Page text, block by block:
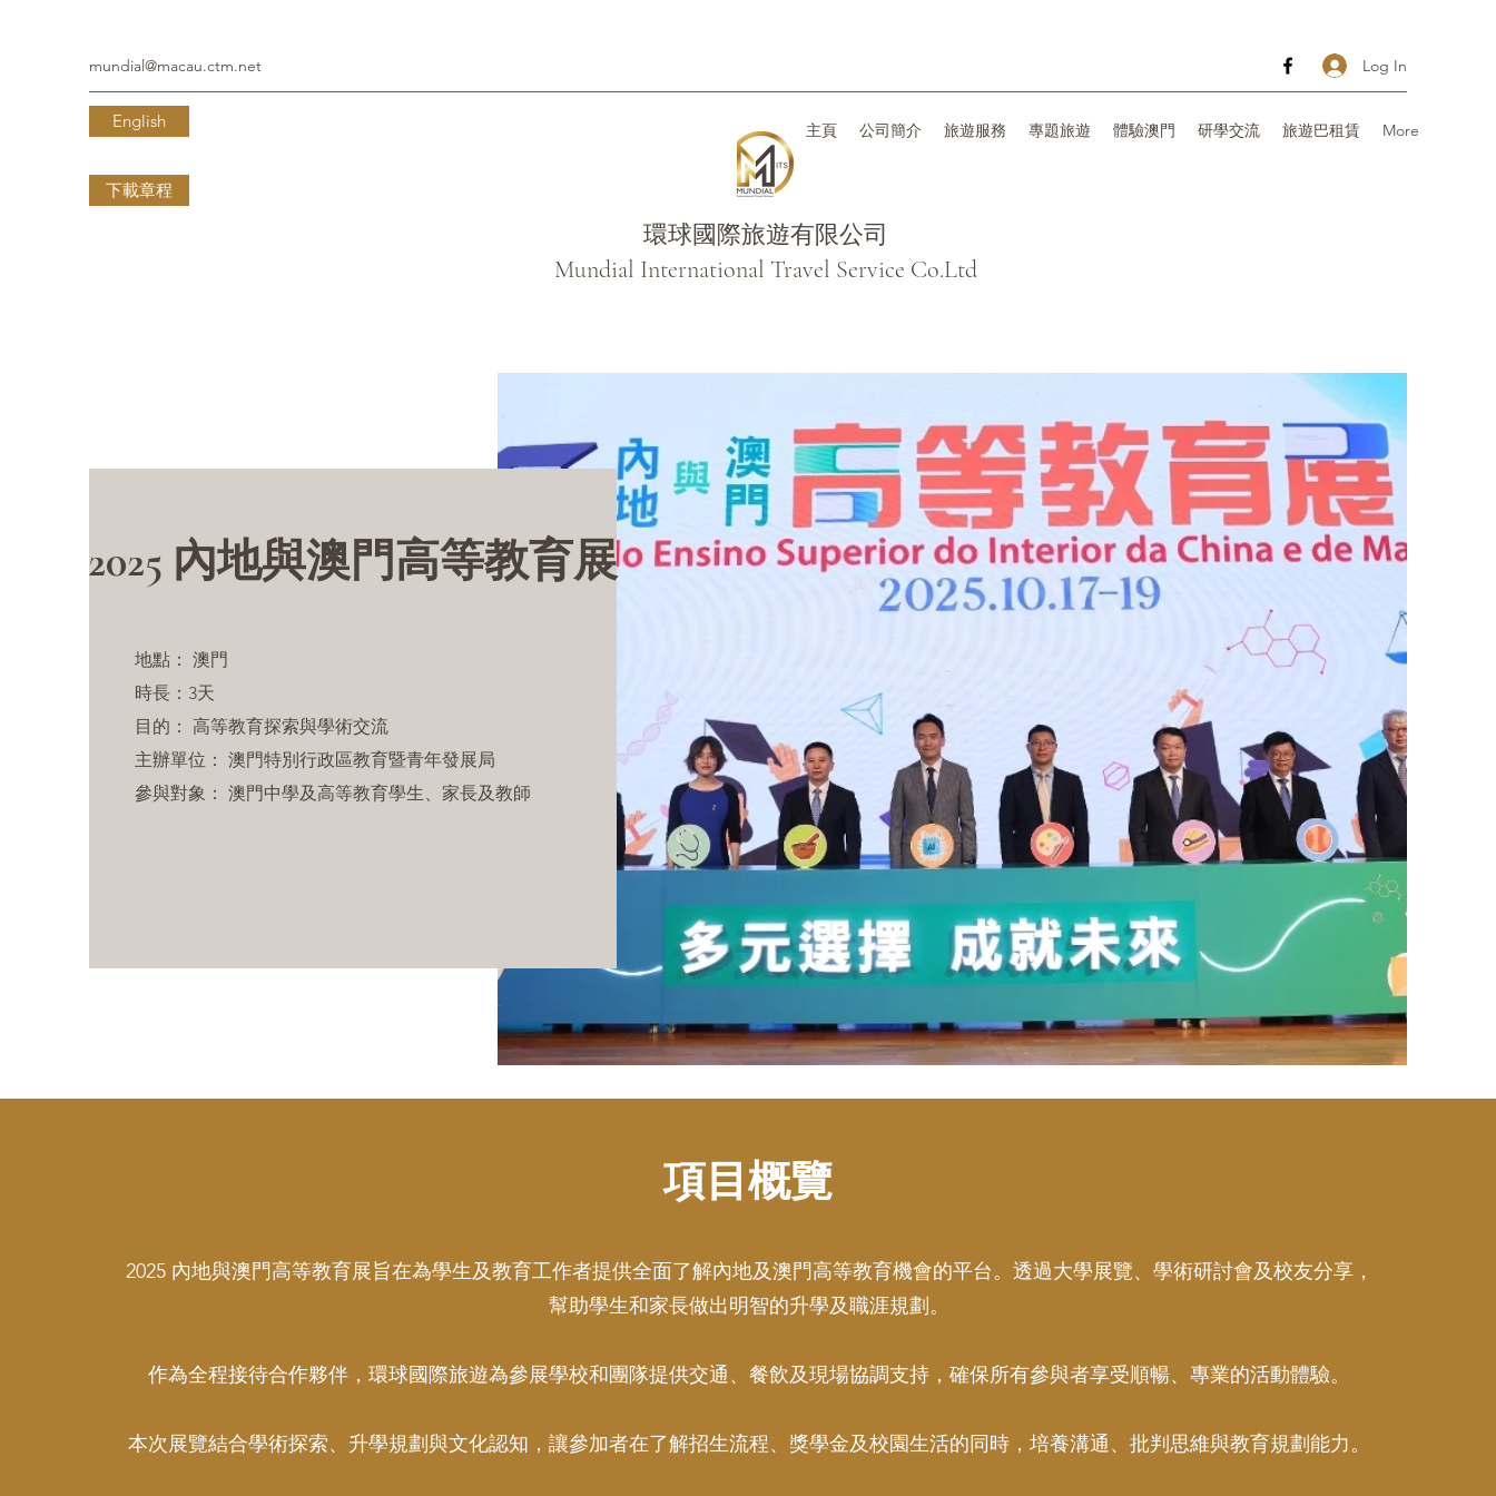
mundial@macau.ctm.net Log In
English
下載章程
主頁 公司簡介 旅遊服務 專題旅遊 體驗澳門 研學交流 旅遊巴租賃 More
環球國際旅遊有限公司
Mundial International Travel Service Co.Ltd
2025 內地與澳門高等教育展
地點： 澳門
時長：3天
目的： 高等教育探索與學術交流
主辦單位： 澳門特別行政區教育暨青年發展局
參與對象： 澳門中學及高等教育學生、家長及教師
項目概覽
2025 內地與澳門高等教育展旨在為學生及教育工作者提供全面了解內地及澳門高等教育機會的平台。透過大學展覽、學術研討會及校友分享，
幫助學生和家長做出明智的升學及職涯規劃。
作為全程接待合作夥伴，環球國際旅遊為參展學校和團隊提供交通、餐飲及現場協調支持，確保所有參與者享受順暢、專業的活動體驗。
本次展覽結合學術探索、升學規劃與文化認知，讓參加者在了解招生流程、獎學金及校園生活的同時，培養溝通、批判思維與教育規劃能力。